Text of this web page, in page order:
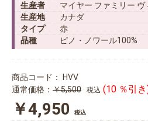
生産者
マイヤー ファミリー ヴ
生産地
カナダ
タイプ
赤
品種
ピノ・ノワール100%
商品コード：
HVV
通常価格： ￥5,500 税込 (10 ％引
￥4,950 税込